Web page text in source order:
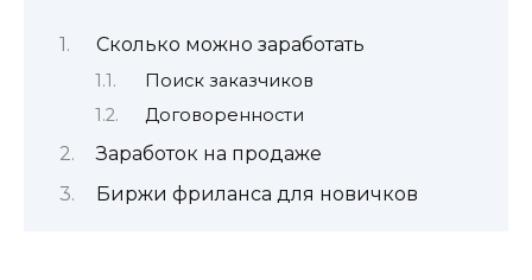
Сколько можно заработать
Поиск заказчиков
Договоренности
Заработок на продаже
Биржи фриланса для новичков